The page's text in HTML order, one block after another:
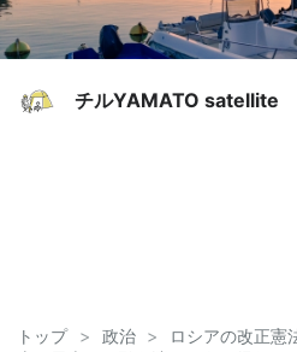
チルYAMATO satellite
トップ > 政治 >
ロシアの改正憲